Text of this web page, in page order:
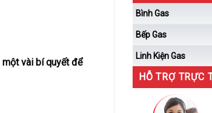
một vài bí quyết để
Bình Gas
Bếp Gas
Linh Kiện Gas
HỖ TRỢ TRỰC